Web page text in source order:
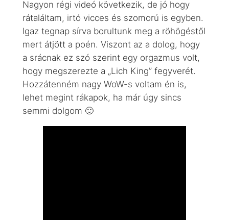
Nagyon régi videó következik, de jó hogy
rátaláltam, irtó vicces és szomorú is egyben.
Igaz tegnap sírva borultunk meg a röhögéstől
mert átjött a poén. Viszont az a dolog, hogy
a srácnak ez szó szerint egy orgazmus volt,
hogy megszerezte a „Lich King” fegyverét.
Hozzátenném nagy WoW-s voltam én is,
lehet megint rákapok, ha már úgy sincs
semmi dolgom 🙂